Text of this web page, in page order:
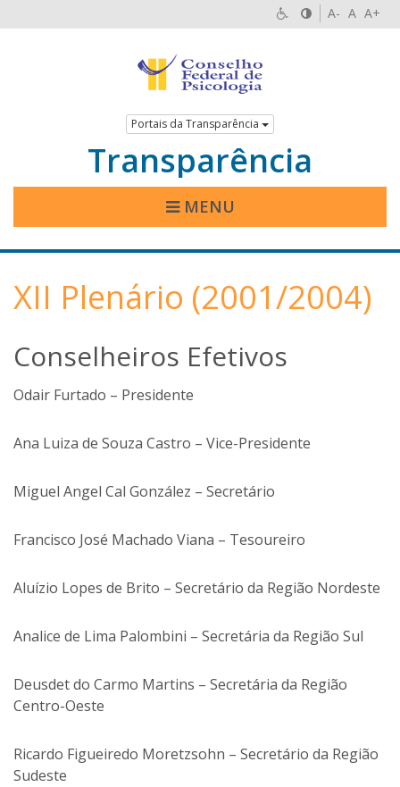
A- A A+
Portais da Transparência
Transparência
MENU
XII Plenário (2001/2004)
Conselheiros Efetivos
Odair Furtado – Presidente
Ana Luiza de Souza Castro – Vice-Presidente
Miguel Angel Cal González – Secretário
Francisco José Machado Viana – Tesoureiro
Aluízio Lopes de Brito – Secretário da Região Nordeste
Analice de Lima Palombini – Secretária da Região Sul
Deusdet do Carmo Martins – Secretária da Região
Centro-Oeste
Ricardo Figueiredo Moretzsohn – Secretário da Região
Sudeste